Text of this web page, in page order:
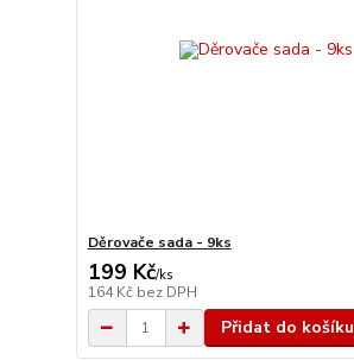
Děrovače sada - 9ks
199 Kč/ks
164 Kč bez DPH
Přidat do košíku